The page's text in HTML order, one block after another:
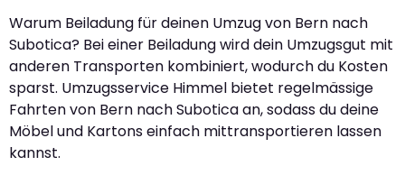
Warum Beiladung für deinen Umzug von Bern nach
Subotica? Bei einer Beiladung wird dein Umzugsgut mit
anderen Transporten kombiniert, wodurch du Kosten
sparst. Umzugsservice Himmel bietet regelmässige
Fahrten von Bern nach Subotica an, sodass du deine
Möbel und Kartons einfach mittransportieren lassen
kannst.